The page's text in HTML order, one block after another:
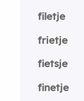
filetje
frietje
fietsje
finetje